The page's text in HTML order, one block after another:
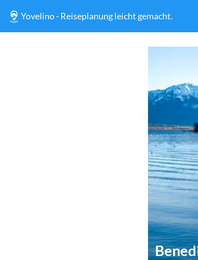
Yovelino - Reiseplanung leicht gemacht.